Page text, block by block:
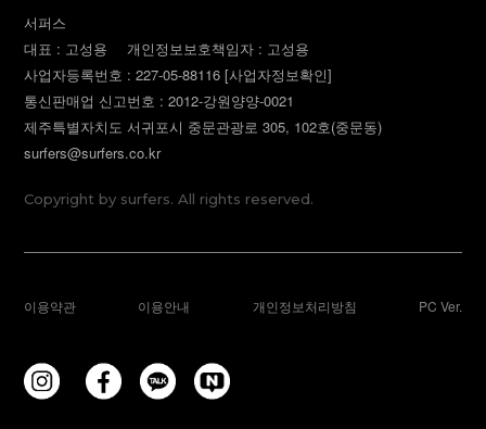
서퍼스
대표 : 고성용
개인정보보호책임자 : 고성용
사업자등록번호 : 227-05-88116[사업자정보확인]
통신판매업 신고번호 : 2012-강원양양-0021
제주특별자치도 서귀포시 중문관광로 305, 102호(중문동)
surfers@surfers.co.kr
Copyright by surfers. All rights reserved.
이용약관 이용안내 개인정보처리방침 PC Ver.